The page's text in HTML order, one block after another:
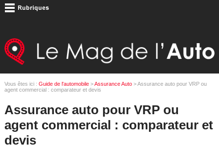
Vous êtes ici : Guide de l'automobile>Assurance Auto> Assurance auto pour VRP ou
agent commercial : comparateur et devis
Assurance auto pour VRP ou
agent commercial : comparateur et
devis